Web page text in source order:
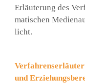
Erläu­te­rung des
ma­ti­schen
licht.
und